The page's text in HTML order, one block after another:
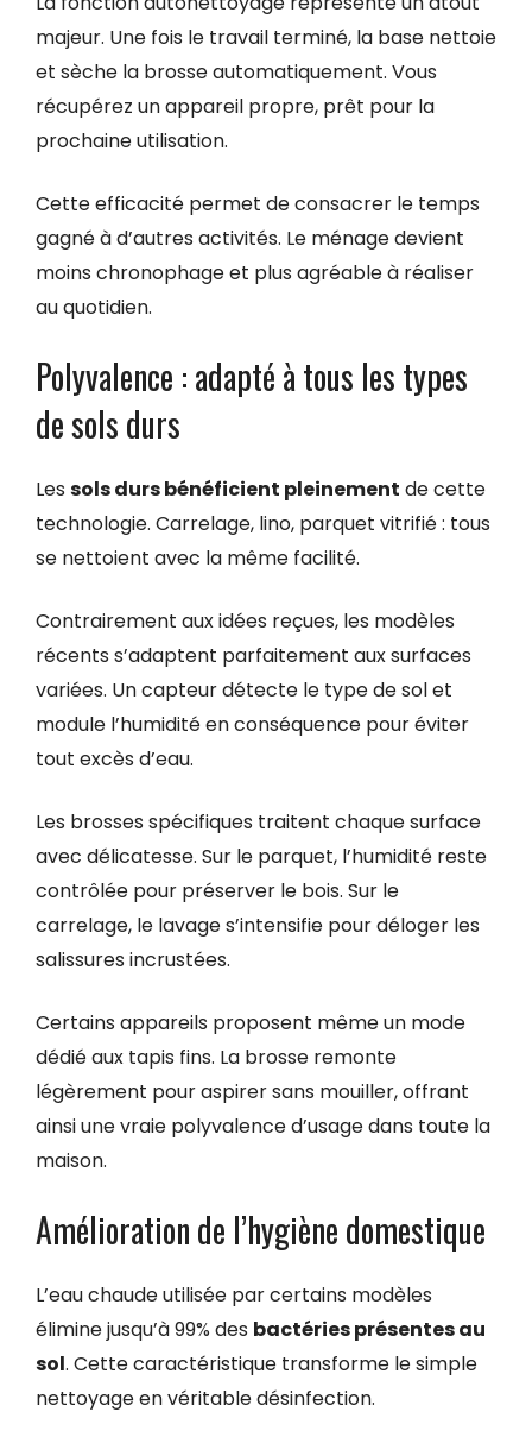
majeur. Une fois le travail terminé, la base nettoie
et sèche la brosse automatiquement. Vous
récupérez un appareil propre, prêt pour la
prochaine utilisation.
Cette efficacité permet de consacrer le temps
gagné à d’autres activités. Le ménage devient
moins chronophage et plus agréable à réaliser
au quotidien.
Polyvalence : adapté à tous les types
de sols durs
Les sols durs bénéficient pleinement de cette
technologie. Carrelage, lino, parquet vitrifié : tous
se nettoient avec la même facilité.
Contrairement aux idées reçues, les modèles
récents s’adaptent parfaitement aux surfaces
variées. Un capteur détecte le type de sol et
module l’humidité en conséquence pour éviter
tout excès d’eau.
Les brosses spécifiques traitent chaque surface
avec délicatesse. Sur le parquet, l’humidité reste
contrôlée pour préserver le bois. Sur le
carrelage, le lavage s’intensifie pour déloger les
salissures incrustées.
Certains appareils proposent même un mode
dédié aux tapis fins. La brosse remonte
légèrement pour aspirer sans mouiller, offrant
ainsi une vraie polyvalence d’usage dans toute la
maison.
Amélioration de l’hygiène domestique
L’eau chaude utilisée par certains modèles
élimine jusqu’à 99% des bactéries présentes au
sol. Cette caractéristique transforme le simple
nettoyage en véritable désinfection.